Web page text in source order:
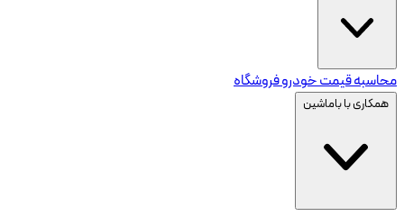
محاسبه قیمت خودروفروشگاه
همکاری با باماشین